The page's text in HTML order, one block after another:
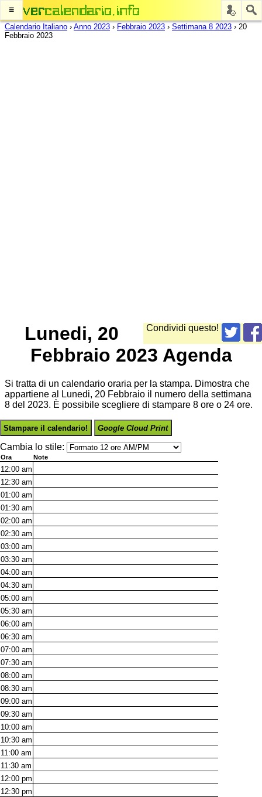
≡
Calendario Italiano › Anno 2023 › Febbraio 2023 › Settimana 8 2023 › 20
Febbraio 2023
Condividi questo!
Lunedi, 20
Febbraio 2023 Agenda
Si tratta di un calendario oraria per la stampa. Dimostra che
appartiene al Lunedi, 20 Febbraio il numero della settimana
8 del 2023. È possibile scegliere di stampare 8 ore o 24 ore.
Stampare il calendario! Google Cloud Print
Cambia lo stile:
Ora Note
12:00 am
12:30 am
01:00 am
01:30 am
02:00 am
02:30 am
03:00 am
03:30 am
04:00 am
04:30 am
05:00 am
05:30 am
06:00 am
06:30 am
07:00 am
07:30 am
08:00 am
08:30 am
09:00 am
09:30 am
10:00 am
10:30 am
11:00 am
11:30 am
12:00 pm
12:30 pm